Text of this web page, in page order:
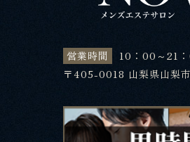
営業時間
10：00～21
〒405-0018 山梨県山梨